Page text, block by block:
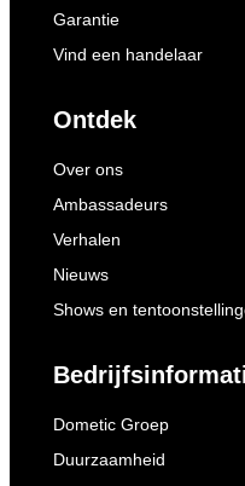
Garantie
Vind een handelaar
Ontdek
Over ons
Ambassadeurs
Verhalen
Nieuws
Shows en
Dometic Groep
Duurzaamheid